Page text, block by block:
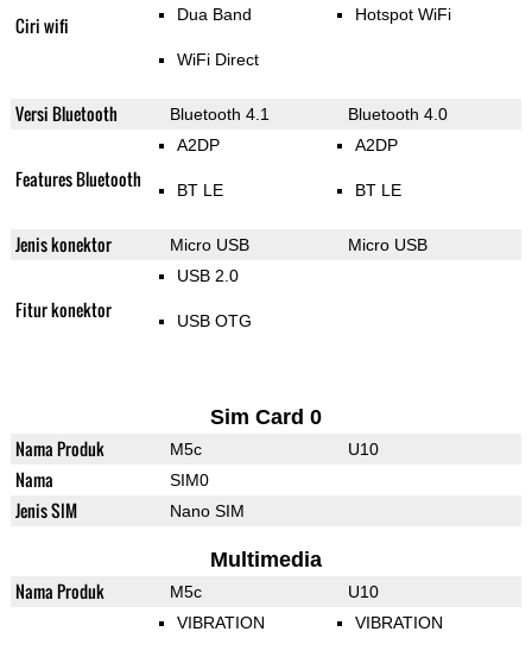
Ciri wifi Dua Band
WiFi Direct
Hotspot WiFi
Versi Bluetooth Bluetooth 4.1 Bluetooth 4.0
Features Bluetooth
A2DP
BT LE
A2DP
BT LE
Jenis konektor Micro USB Micro USB
Fitur konektor
USB 2.0
USB OTG
Sim Card 0
Nama Produk M5c U10
Nama SIM0
Jenis SIM Nano SIM
Multimedia
Nama Produk M5c U10
VIBRATION VIBRATION